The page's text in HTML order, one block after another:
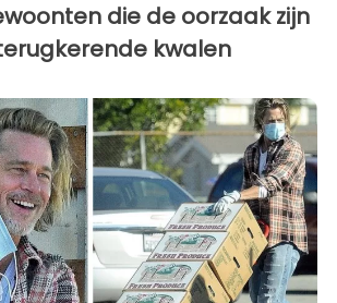
die de oorzaak zijn
kwalen